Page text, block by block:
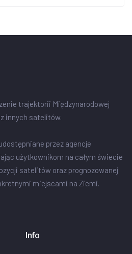
trajektorii Międzynarodowej
innych satelitów.
przez agencje
użytkownikom na całym świecie
satelitów oraz prognozowanej
miejscami na Ziemi.
Info